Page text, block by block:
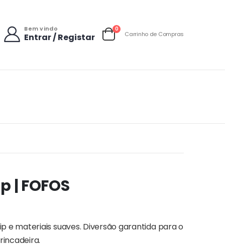
Bem vindo
Entrar / Registar Carrinho
0items
Carrinho de Compras
FOFOS
materiais suaves. Diversão garantida para o